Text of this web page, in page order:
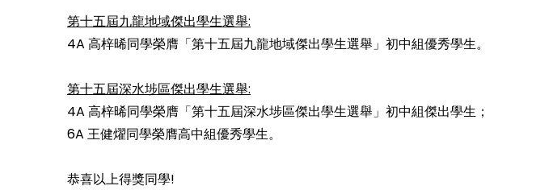
第十五屆九龍地域傑出學生選舉:
4A 高梓晞同學榮膺「第十五屆九龍地域傑出學生選舉」初中組優秀學生。
第十五屆深水埗區傑出學生選舉:
4A 高梓晞同學榮膺「第十五屆深水埗區傑出學生選舉」初中組傑出學生；
6A 王健燿同學榮膺高中組優秀學生。
恭喜以上得獎同學!